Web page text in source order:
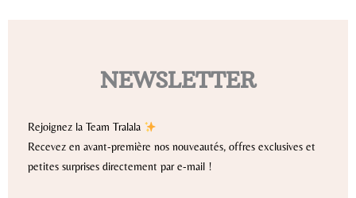
NEWSLETTER
Rejoignez la Team Tralala
Recevez en avant-première nos nouveautés, offres exclusives et
petites surprises directement par e-mail !